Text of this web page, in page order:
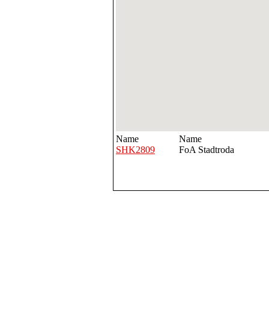
Name
Name
SHK2809
FoA Stadtroda